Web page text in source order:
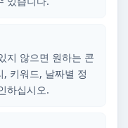
지 않으면 원하는 콘
키워드, 날짜별 정
하십시오.